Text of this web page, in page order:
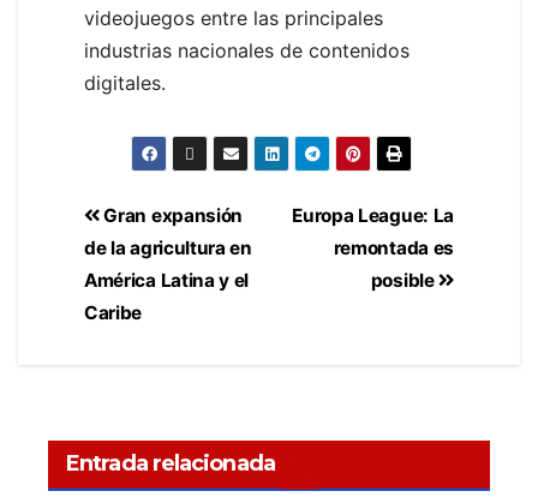
videojuegos entre las principales
industrias nacionales de contenidos
digitales.
Europa League: La
remontada es
posible
Gran expansión
de la agricultura en
América Latina y el
Caribe
Entrada relacionada